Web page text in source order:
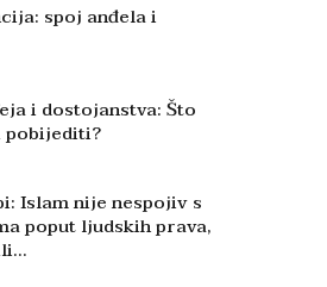
spoj anđela i
i dostojanstva: Što
pobijediti?
Islam nije nespojiv s
poput ljudskih prava,